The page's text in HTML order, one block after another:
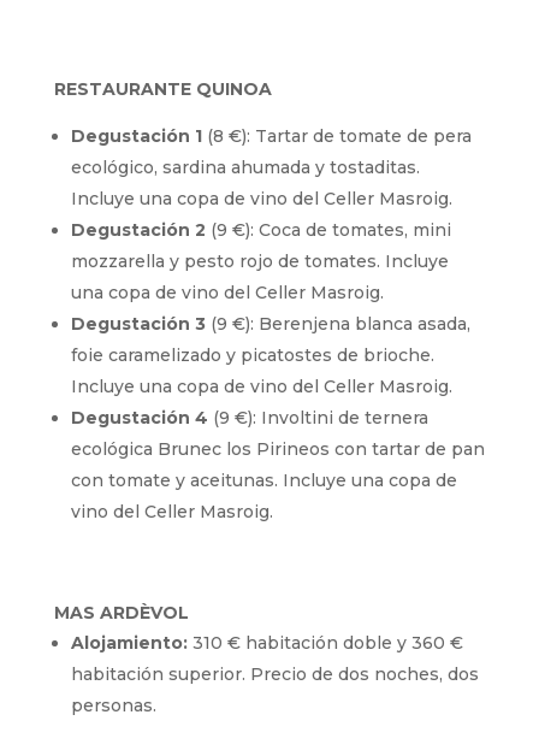
RESTAURANTE QUINOA
Degustación 1(8 €): Tartar de tomate de pera
ecológico, sardina ahumada y tostaditas.
Incluye una copa de vino del Celler Masroig.
Degustación 2 (9 €): Coca de tomates, mini
mozzarella y pesto rojo de tomates. Incluye
una copa de vino del Celler Masroig.
Degustación 3 (9 €): Berenjena blanca asada,
foie caramelizado y picatostes de brioche.
Incluye una copa de vino del Celler Masroig.
Degustación 4 (9 €): Involtini de ternera
ecológica Brunec los Pirineos con tartar de pan
con tomate y aceitunas. Incluye una copa de
vino del Celler Masroig.
MAS ARDÈVOL
Alojamiento:310 € habitación doble y 360 €
habitación superior. Precio de dos noches, dos
personas.